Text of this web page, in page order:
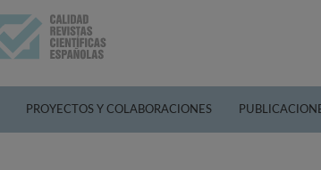
PROYECTOS Y COLABORACIONES